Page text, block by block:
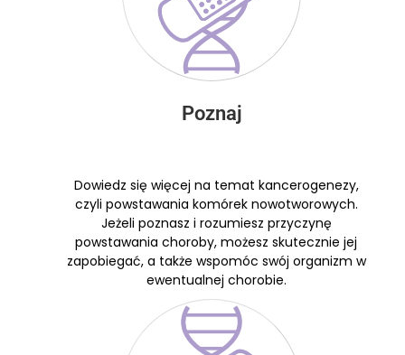
Poznaj
Dowiedz się więcej na temat kancerogenezy,
czyli powstawania komórek nowotworowych.
Jeżeli poznasz i rozumiesz przyczynę
powstawania choroby, możesz skutecznie jej
zapobiegać, a także wspomóc swój organizm w
ewentualnej chorobie.